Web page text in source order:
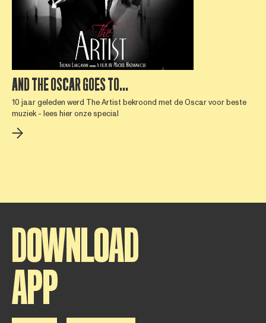
AND THE OSCAR GOES TO...
10 jaar geleden werd The Artist bekroond met de Oscar voor beste
muziek - lees hier onze special
DOWNLOAD
APP